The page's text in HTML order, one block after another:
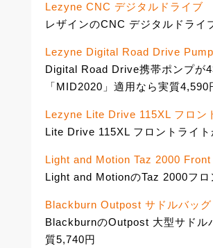
Lezyne CNC デジタルドライブ
レザインのCNC デジタルドライ
Lezyne Digital Road Drive Pump
Digital Road Drive携帯ポンプが
「MID2020」適用なら実質4,590
Lezyne Lite Drive 115XL フロン
Lite Drive 115XL フロントライト
Light and Motion Taz 2000
Light and MotionのTaz 2000フ
Blackburn Outpost サドルバッ
BlackburnのOutpost 大型サドル
質5,740円